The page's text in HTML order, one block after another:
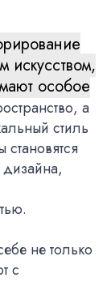
искусством,
особое
а
стиль
не только
с